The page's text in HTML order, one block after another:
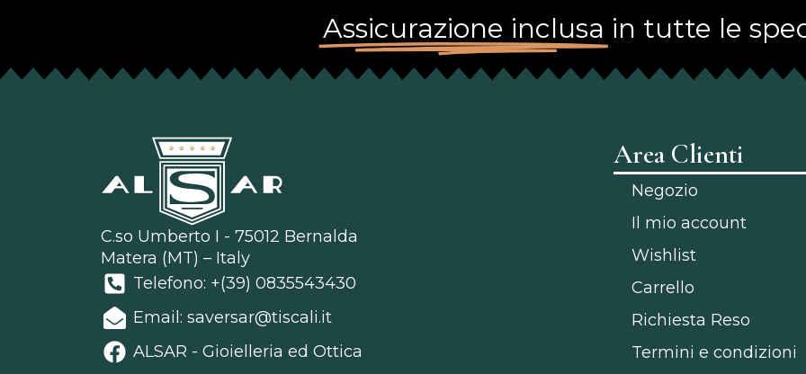
Assicurazione inclusa in tutte le
C.so Umberto I - 75012 Bernalda
Matera (MT) – Italy
Telefono: +(39) 0835543430
Email: saversar@tiscali.it
ALSAR - Gioielleria ed Ottica
Area Clienti
Negozio
Il mio account
Wishlist
Carrello
Richiesta Reso
Termini e condizioni